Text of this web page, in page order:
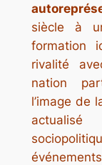
siècle à
formation
rivalité
nation
l’image de